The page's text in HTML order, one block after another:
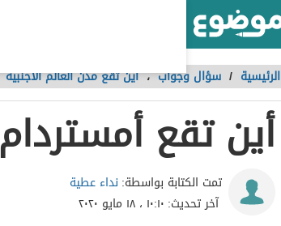
الرئيسية / سؤال وجواب،أين تقع مدن العالم الأجنبية
أين تقع أمستردام
تمت الكتابة بواسطة: نداء عطية
آخر تحديث: ١٠:١٠ ، ١٨ مايو ٢٠٢٠